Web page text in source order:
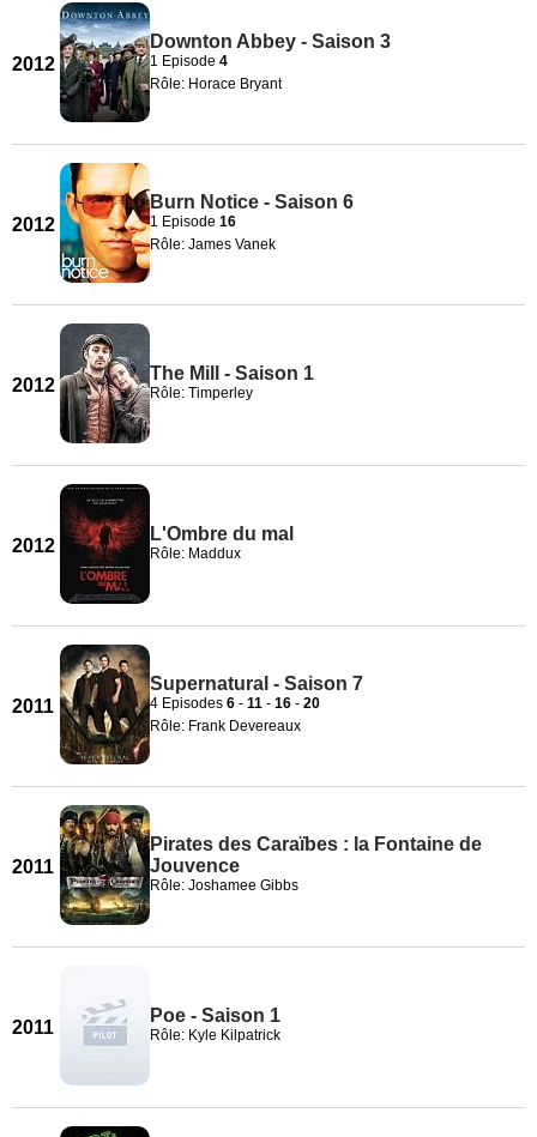
2012
Downton Abbey - Saison 3
1 Episode 4
Rôle: Horace Bryant
2012
Burn Notice - Saison 6
1 Episode 16
Rôle: James Vanek
2012
The Mill - Saison 1
Rôle: Timperley
2012
L'Ombre du mal
Rôle: Maddux
2011
Supernatural - Saison 7
4 Episodes 6 - 11 - 16 - 20
Rôle: Frank Devereaux
2011
Pirates des Caraïbes : la Fontaine de
Jouvence
Rôle: Joshamee Gibbs
2011
Poe - Saison 1
Rôle: Kyle Kilpatrick